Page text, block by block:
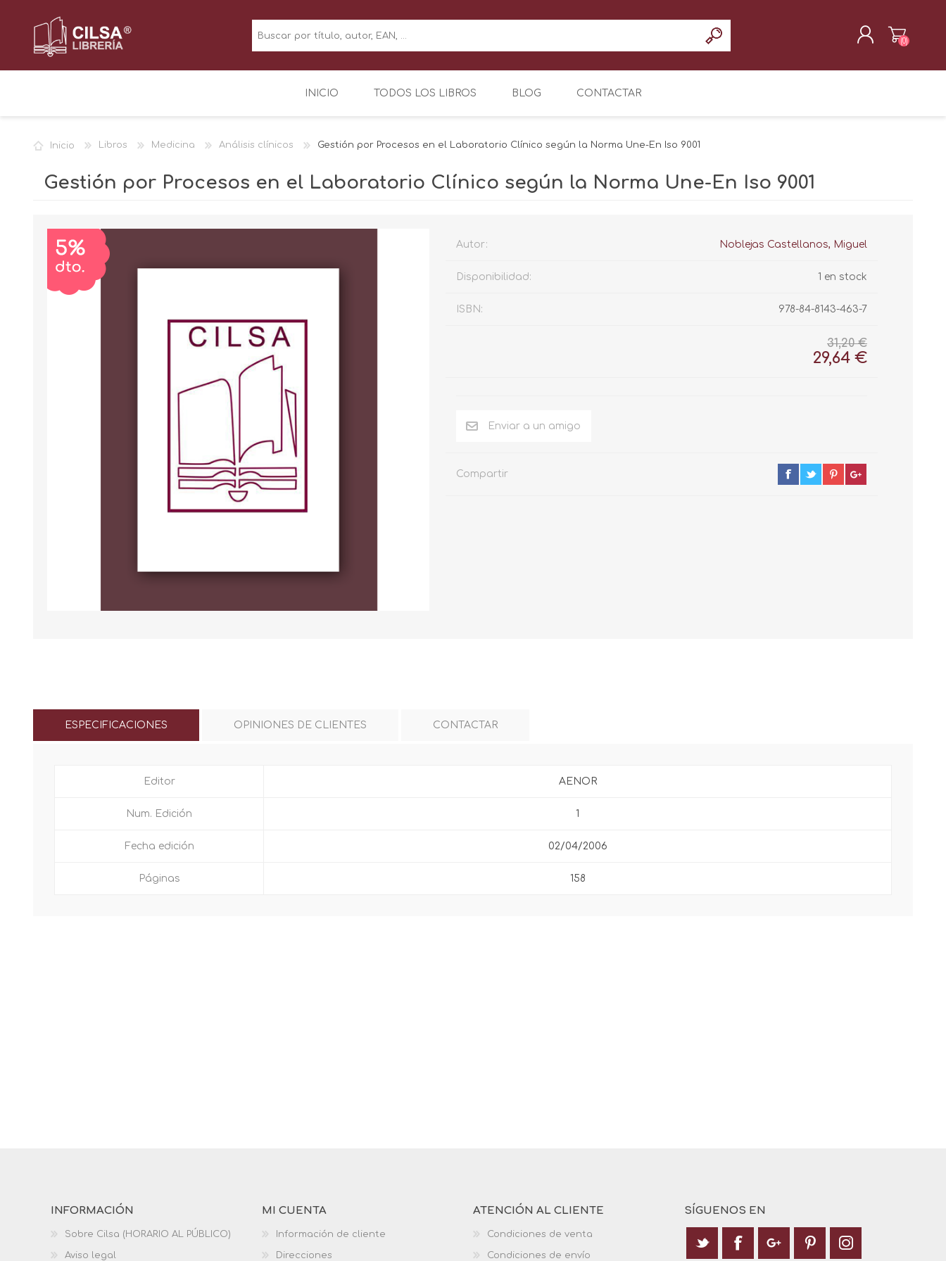
(0)
INICIO TODOS LOS LIBROS BLOG CONTACTAR
Inicio Libros Medicina Análisis clínicos Gestión por Procesos en el Laboratorio Clínico según la Norma Une-En Iso 9001
Gestión por Procesos en el Laboratorio Clínico según la Norma Une-En Iso 9001
Autor: Noblejas Castellanos, Miguel
Disponibilidad: 1 en stock
ISBN: 978-84-8143-463-7
31,20 €
29,64 €
Compartir
ESPECIFICACIONES OPINIONES DE CLIENTES CONTACTAR
Editor AENOR
Num. Edición 1
Fecha edición 02/04/2006
Páginas 158
INFORMACIÓN
Sobre Cilsa (HORARIO AL PÚBLICO)
Aviso legal
MI CUENTA
Información de cliente
Direcciones
ATENCIÓN AL CLIENTE
Condiciones de venta
Condiciones de envío
SÍGUENOS EN